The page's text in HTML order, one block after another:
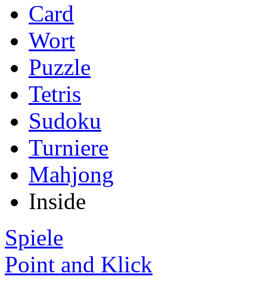
Card
Wort
Puzzle
Tetris
Sudoku
Turniere
Mahjong
Inside
Spiele
Point and Klick